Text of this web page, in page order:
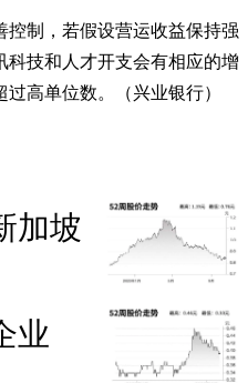
制，若假设营运收益保持强
技和人才开支会有相应的增
高单位数。（兴业银行）
加坡
业